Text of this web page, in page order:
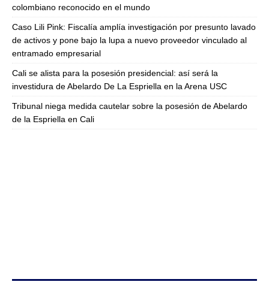
colombiano reconocido en el mundo
Caso Lili Pink: Fiscalía amplía investigación por presunto lavado
de activos y pone bajo la lupa a nuevo proveedor vinculado al
entramado empresarial
Cali se alista para la posesión presidencial: así será la
investidura de Abelardo De La Espriella en la Arena USC
Tribunal niega medida cautelar sobre la posesión de Abelardo
de la Espriella en Cali